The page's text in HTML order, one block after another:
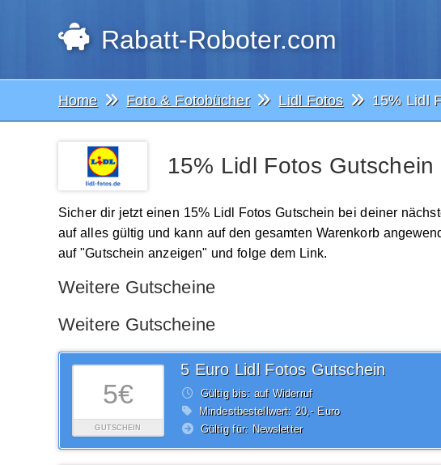
Rabatt-Roboter.com
Home Foto & Fotobücher Lidl Fotos 15% Lidl
15% Lidl Fotos
Sicher dir jetzt einen 15% Lidl Fotos Gutschein bei deiner
auf alles gültig und kann auf den gesamten Warenkorb
auf "Gutschein anzeigen" und folge dem Link.
Weitere Gutscheine
Weitere Gutscheine
5€
GUTSCHEIN
5 Euro Lidl Fotos Gutschein
Gültig bis: auf Widerruf
Mindestbestellwert: 20,- Euro
Gültig für: Newsletter